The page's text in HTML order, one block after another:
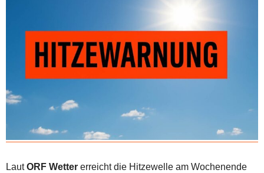
LautORF Wetter erreicht die Hitzewelle am Wochenende